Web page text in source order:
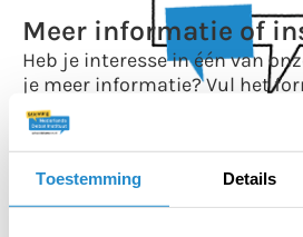
Toestemming Details
Meer informatie of
Heb je interesse in één van
je meer informatie? Vul het
nemen wij zo snel mogelijk
Wil je jouw klas of debatteam
een van onze